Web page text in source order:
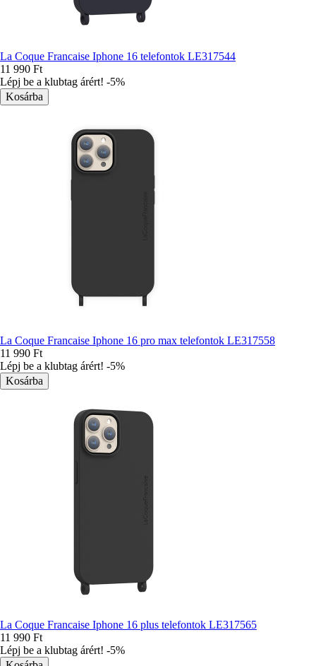
La Coque Francaise Iphone 16 telefontok LE317544
11 990 Ft
Lépj be a klubtag árért! -5%
La Coque Francaise Iphone 16 pro max telefontok LE317558
11 990 Ft
Lépj be a klubtag árért! -5%
La Coque Francaise Iphone 16 plus telefontok LE317565
11 990 Ft
Lépj be a klubtag árért! -5%